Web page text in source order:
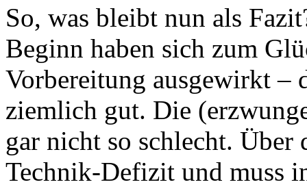
So, was bleibt nun als
Beginn haben sich zum
Vorbereitung ausgewirkt –
ziemlich gut. Die
gar nicht so schlecht. Über
Technik-Defizit und muss